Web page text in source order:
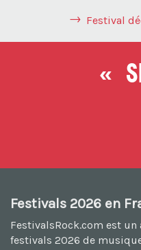
Festival
«
Festivals 2026 en
FestivalsRock.com est un
festivals 2026 de